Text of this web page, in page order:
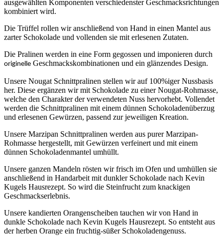
ausgewählten Komponenten verschiedenster Geschmacksrichtungen
kombiniert wird.
Die Trüffel rollen wir anschließend von Hand in einen Mantel aus
zarter Schokolade und vollenden sie mit erlesenen Zutaten.
Die Pralinen werden in eine Form gegossen und imponieren durch
originelle Geschmackskombinationen und ein glänzendes Design.
Unsere Nougat Schnittpralinen stellen wir auf 100%iger Nussbasis
her. Diese ergänzen wir mit Schokolade zu einer Nougat-Rohmasse,
welche den Charakter der verwendeten Nuss hervorhebt. Vollendet
werden die Schnittpralinen mit einem dünnen Schokoladenüberzug
und erlesenen Gewürzen, passend zur jeweiligen Kreation.
Unsere Marzipan Schnittpralinen werden aus purer Marzipan-
Rohmasse hergestellt, mit Gewürzen verfeinert und mit einem
dünnen Schokoladenmantel umhüllt.
Unsere ganzen Mandeln rösten wir frisch im Ofen und umhüllen sie
anschließend in Handarbeit mit dunkler Schokolade nach Kevin
Kugels Hausrezept. So wird die Steinfrucht zum knackigen
Geschmackserlebnis.
Unsere kandierten Orangenscheiben tauchen wir von Hand in
dunkle Schokolade nach Kevin Kugels Hausrezept. So entsteht aus
der herben Orange ein fruchtig-süßer Schokoladengenuss.